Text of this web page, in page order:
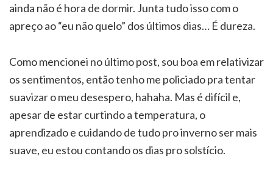
ainda não é hora de dormir. Junta tudo isso com o
apreço ao “eu não quelo” dos últimos dias… É dureza.
Como mencionei no último post, sou boa em relativizar
os sentimentos, então tenho me policiado pra tentar
suavizar o meu desespero, hahaha. Mas é difícil e,
apesar de estar curtindo a temperatura, o
aprendizado e cuidando de tudo pro inverno ser mais
suave, eu estou contando os dias pro solstício.